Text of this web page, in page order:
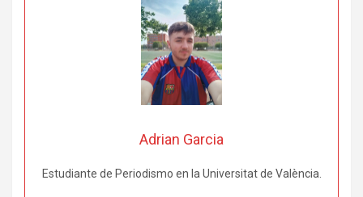
Adrian Garcia
Estudiante de Periodismo en la Universitat de València.